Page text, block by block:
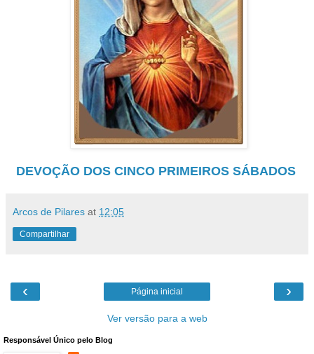
DEVOÇÃO DOS CINCO PRIMEIROS SÁBADOS
Arcos de Pilares at 12:05
Compartilhar
‹ ›
Página inicial
Ver versão para a web
Responsável Único pelo Blog